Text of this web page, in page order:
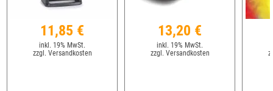
11,85 €
inkl. 19% MwSt.
zzgl. Versandkosten
13,20 €
inkl. 19% MwSt.
zzgl. Versandkosten